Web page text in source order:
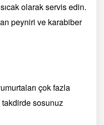
olarak servis edin.
peyniri ve karabiber
çok fazla
sosunuz